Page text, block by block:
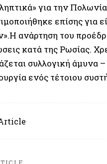
για την
επίσης για
ανάρτηση του
κατά της Ρωσίας.
συλλογική άμυνα
ενός τέτοιου